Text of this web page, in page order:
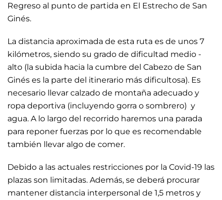
Regreso al punto de partida en El Estrecho de San
Ginés.
La distancia aproximada de esta ruta es de unos 7
kilómetros, siendo su grado de dificultad medio -
alto (la subida hacia la cumbre del Cabezo de San
Ginés es la parte del itinerario más dificultosa). Es
necesario llevar calzado de montaña adecuado y
ropa deportiva (incluyendo gorra o sombrero) y
agua. A lo largo del recorrido haremos una parada
para reponer fuerzas por lo que es recomendable
también llevar algo de comer.
Debido a las actuales restricciones por la Covid-19 las
plazas son limitadas. Además, se deberá procurar
mantener distancia interpersonal de 1,5 metros y